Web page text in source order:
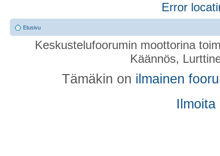
Error
Etusivu
Keskustelufoorumin moottorina
Käännös,
Tämäkin on ilmainen